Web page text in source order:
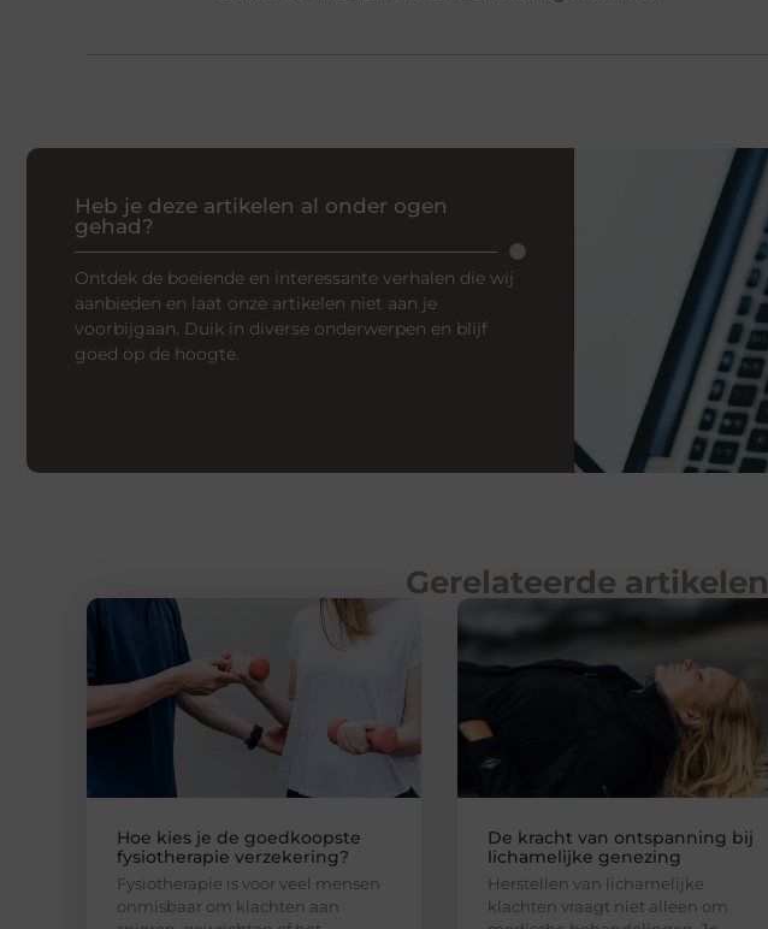
Heb je deze artikelen al onder ogen
gehad?
Ontdek de boeiende en interessante verhalen die wij
aanbieden en laat onze artikelen niet aan je
voorbijgaan. Duik in diverse onderwerpen en blijf
goed op de hoogte.
Gerelateerde artikelen
Hoe kies je de goedkoopste
fysiotherapie verzekering?
Fysiotherapie is voor veel mensen
onmisbaar om klachten aan
De kracht van ontspanning bij
lichamelijke genezing
Herstellen van lichamelijke
klachten vraagt niet alleen om